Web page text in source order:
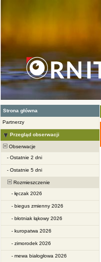
Strona główna
Partnerzy
Przegląd obserwacji
Obserwacje
- Ostatnie 2 dni
- Ostatnie 5 dni
Rozmieszczenie
- łęczak 2026
- biegus zmienny 2026
- błotniak łąkowy 2026
- kuropatwa 2026
- zimorodek 2026
- mewa białogłowa 2026